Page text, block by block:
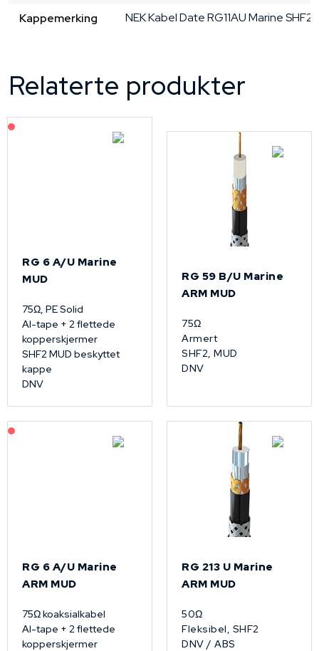
Kappemerking NEK Kabel Date RG11AU Marine
Relaterte produkter
RG 6 A/U Marine
MUD
75Ω, PE Solid
Al-tape + 2 flettede
kopperskjermer
SHF2 MUD beskyttet
kappe
DNV
RG 59 B/U Marine
ARM MUD
75Ω
Armert
SHF2, MUD
DNV
RG 6 A/U Marine
ARM MUD
75Ω koaksialkabel
Al-tape + 2 flettede
kopperskjermer
RG 213 U Marine
ARM MUD
50Ω
Fleksibel, SHF2
DNV / ABS